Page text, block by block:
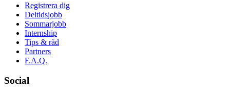
Registrera dig
Deltidsjobb
Sommarjobb
Internship
Tips & råd
Partners
F.A.Q.
Social